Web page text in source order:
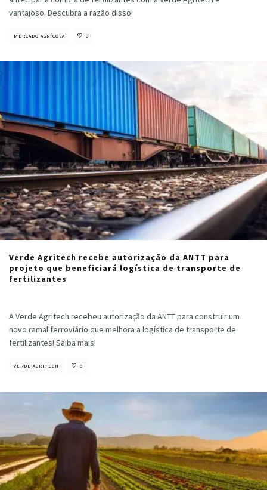
vantajoso. Descubra a razão disso!
MERCADO AGRÍCOLA 0
Verde Agritech recebe autorização da ANTT para
projeto que beneficiará logística de transporte de
fertilizantes
A Verde Agritech recebeu autorização da ANTT para construir um
novo ramal ferroviário que melhora a logística de transporte de
fertilizantes! Saiba mais!
VERDE AGRITECH 0